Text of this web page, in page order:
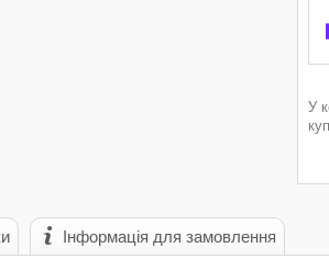
У
Інформація для замовлення